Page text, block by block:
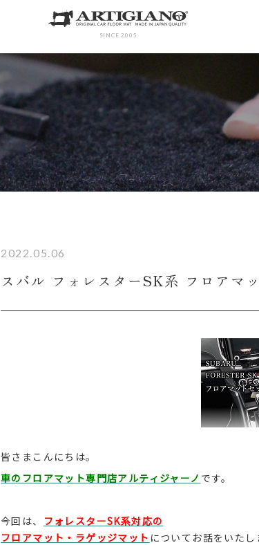
SINCE 2005
2022.05.06
スバル フォレスターSK系 フロアマ
皆さまこんにちは。
車のフロアマット専門店アルティジャーノ です。
今回は、
フォレスターSK系対応の
フロアマット・ラゲッジマット についてお話をいた